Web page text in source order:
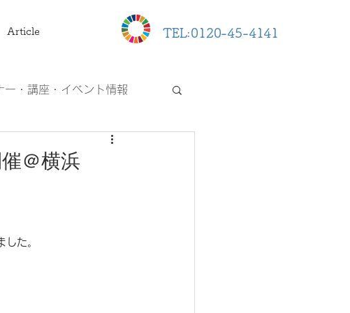
Article TEL:0120-45-4141
ー・講座・イベント情報
＠横浜
た。